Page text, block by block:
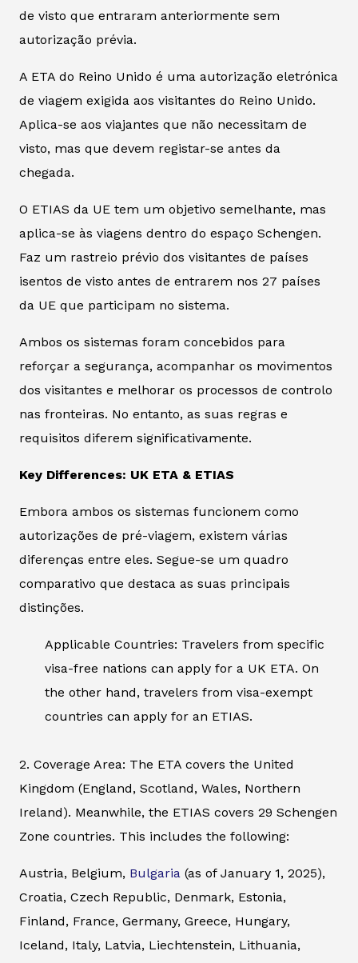
de visto que entraram anteriormente sem
autorização prévia.
A ETA do Reino Unido é uma autorização eletrónica
de viagem exigida aos visitantes do Reino Unido.
Aplica-se aos viajantes que não necessitam de
visto, mas que devem registar-se antes da
chegada.
O ETIAS da UE tem um objetivo semelhante, mas
aplica-se às viagens dentro do espaço Schengen.
Faz um rastreio prévio dos visitantes de países
isentos de visto antes de entrarem nos 27 países
da UE que participam no sistema.
Ambos os sistemas foram concebidos para
reforçar a segurança, acompanhar os movimentos
dos visitantes e melhorar os processos de controlo
nas fronteiras. No entanto, as suas regras e
requisitos diferem significativamente.
Key Differences: UK ETA & ETIAS
Embora ambos os sistemas funcionem como
autorizações de pré-viagem, existem várias
diferenças entre eles. Segue-se um quadro
comparativo que destaca as suas principais
distinções.
Applicable Countries: Travelers from specific
visa-free nations can apply for a UK ETA. On
the other hand, travelers from visa-exempt
countries can apply for an ETIAS.
2. Coverage Area: The ETA covers the United
Kingdom (England, Scotland, Wales, Northern
Ireland). Meanwhile, the ETIAS covers 29 Schengen
Zone countries. This includes the following:
Austria, Belgium, Bulgaria (as of January 1, 2025),
Croatia, Czech Republic, Denmark, Estonia,
Finland, France, Germany, Greece, Hungary,
Iceland, Italy, Latvia, Liechtenstein, Lithuania,